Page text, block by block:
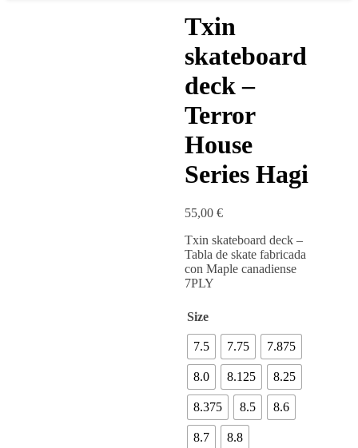
Txin
skateboard
deck –
Terror
House
Series Hagi
55,00€
Txin skateboard deck –
Tabla de skate fabricada
con Maple canadiense
7PLY
Size
7.5 7.75 7.875
8.0 8.125 8.25
8.375 8.5 8.6
8.7 8.8